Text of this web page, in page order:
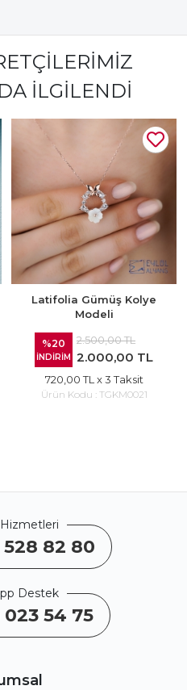
İLGILENDI
Latifolia Gümüş Kolye
Modeli
%20
İNDİRİM
2.500,00 TL
2.000,00 TL
720,00 TL x 3 Taksit
Ürün Kodu : TGKM0021
528 82 80
Destek
023 54 75